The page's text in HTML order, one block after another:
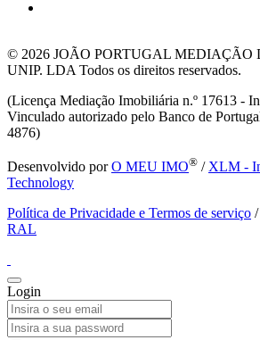
© 2026 JOÃO PORTUGAL MEDIAÇÃO
UNIP. LDA Todos os direitos reservados.
(Licença Mediação Imobiliária n.º 17613 -
Vinculado autorizado pelo Banco de
4876)
Desenvolvido porO MEU IMO® / XLM -
Technology
Política de Privacidade e Termos de serviço /
RAL
Login